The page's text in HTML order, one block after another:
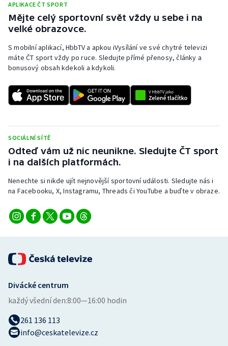
APLIKACE ČT SPORT
Mějte celý sportovní svět vždy u sebe i na
velké obrazovce.
S mobilní aplikací, HbbTV a apkou iVysílání ve své chytré televizi
máte ČT sport vždy po ruce. Sledujte přímé přenosy, články a
bonusový obsah kdekoli a kdykoli.
SOCIÁLNÍ SÍTĚ
Odteď vám už nic neunikne. Sledujte ČT sport
i na dalších platformách.
Nenechte si nikde ujít nejnovější sportovní události. Sledujte nás i
na Facebooku, X, Instagramu, Threads či YouTube a buďte v obraze.
Divácké centrum
každý všední den:8:00—16:00 hodin
261 136 113
info@ceskatelevize.cz